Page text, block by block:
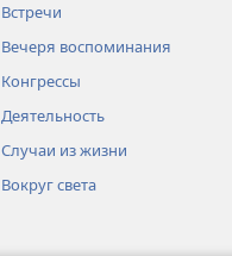
Встречи
Вечеря воспоминания
Конгрессы
Деятельность
Случаи из жизни
Вокруг света